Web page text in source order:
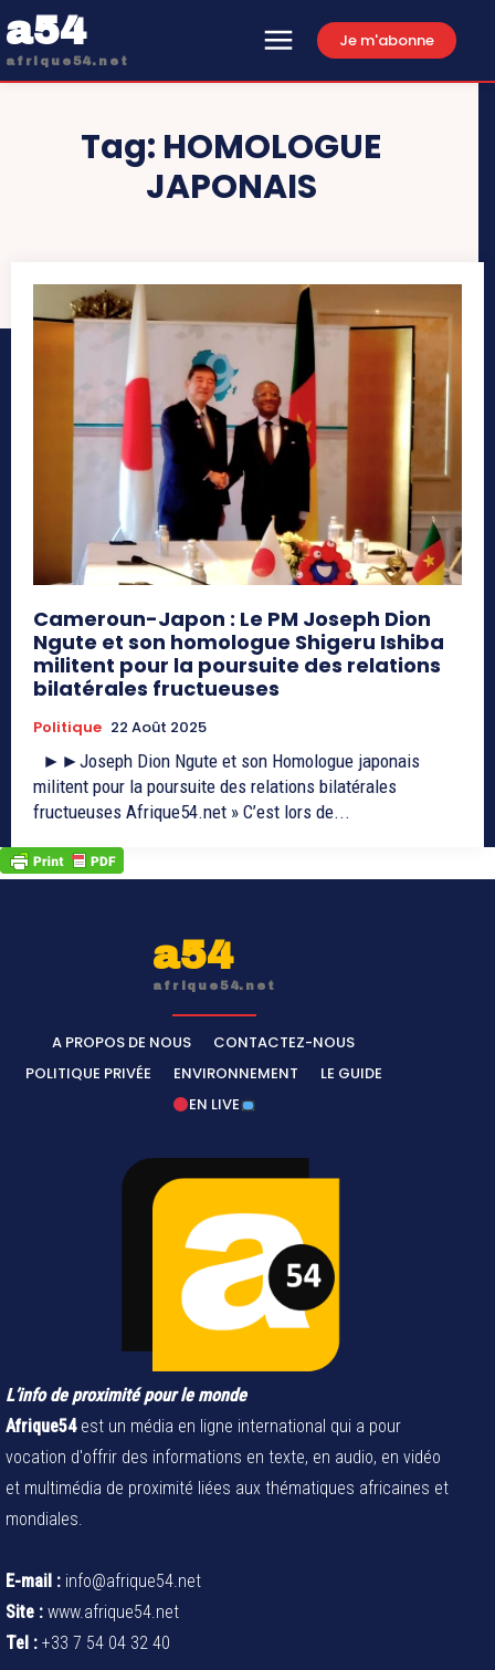
a54
afrique54.net
Je m'abonne
Tag: HOMOLOGUE
JAPONAIS
Cameroun-Japon : Le PM Joseph Dion
Ngute et son homologue Shigeru Ishiba
militent pour la poursuite des relations
bilatérales fructueuses
Politique 22 Août 2025
militent pour la poursuite des relations bilatérales
fructueuses Afrique54.net » C’est lors de...
a54
afrique54.net
A PROPOS DE NOUS
CONTACTEZ-NOUS
POLITIQUE PRIVÉE
ENVIRONNEMENT
LE GUIDE
EN LIVE
L’info de proximité pour le monde
Afrique54est un média en ligne international qui a pour
vocation d'offrir des informations en texte, en audio, en vidéo
et multimédia de proximité liées aux thématiques africaines et
mondiales.
E-mail : info@afrique54.net
Site : www.afrique54.net
Tel : +33 7 54 04 32 40